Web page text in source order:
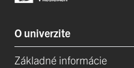
O univerzite
Základné informácie